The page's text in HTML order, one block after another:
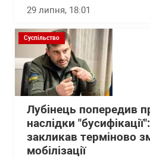
29 липня, 18:01
Суспільство
Лубінець попередив
наслідки
закликав терміново
мобілізації